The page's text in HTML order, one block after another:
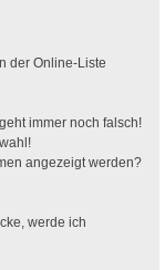
der Online-Liste
immer noch falsch!
angezeigt werden?
werde ich